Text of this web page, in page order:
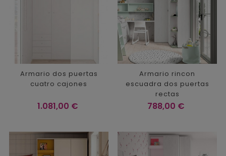
Armario dos puertas
cuatro cajones
Precio
1.081,00 €
Armario rincon
escuadra dos puertas
rectas
Precio
788,00 €